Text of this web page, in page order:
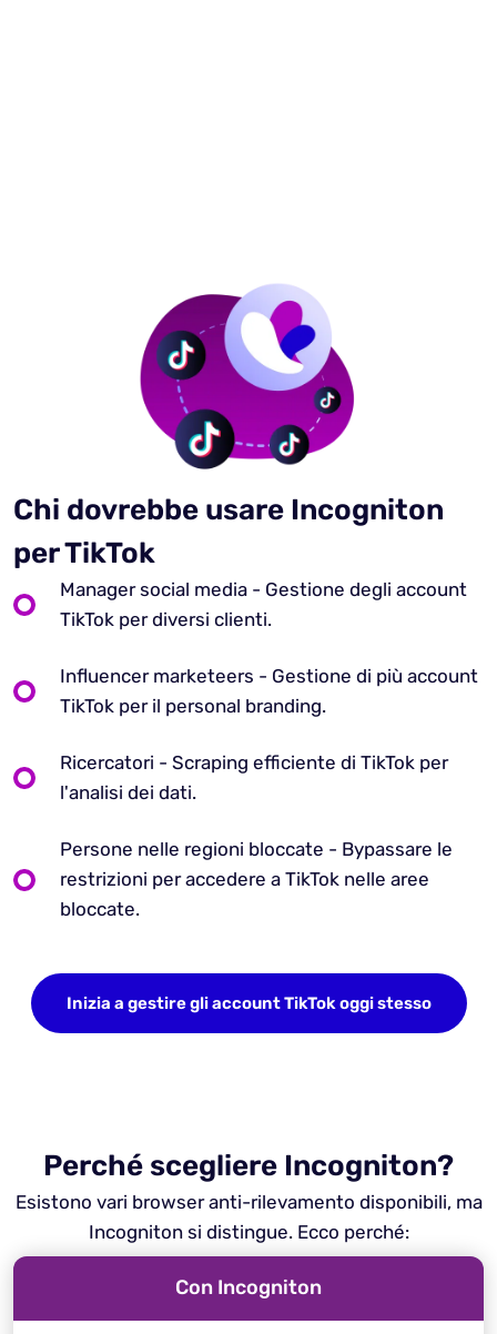
Chi dovrebbe usare Incogniton
per TikTok
Manager social media - Gestione degli account
TikTok per diversi clienti.
Influencer marketeers - Gestione di più account
TikTok per il personal branding.
Ricercatori - Scraping efficiente di TikTok per
l'analisi dei dati.
Persone nelle regioni bloccate - Bypassare le
restrizioni per accedere a TikTok nelle aree
bloccate.
Inizia a gestire gli account TikTok oggi stesso
Perché scegliere Incogniton?
Esistono vari browser anti-rilevamento disponibili, ma
Incogniton si distingue. Ecco perché:
Con Incogniton